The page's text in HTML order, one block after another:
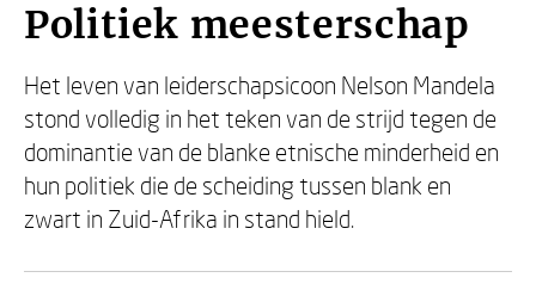
Politiek meesterschap
Het leven van leiderschapsicoon Nelson Mandela
stond volledig in het teken van de strijd tegen de
dominantie van de blanke etnische minderheid en
hun politiek die de scheiding tussen blank en
zwart in Zuid-Afrika in stand hield.